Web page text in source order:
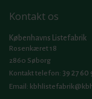
Kontakt os
Københavns Listefabrik
Rosenkæret 18
2860 Søborg
Kontakt telefon: 39 27 60
Email: